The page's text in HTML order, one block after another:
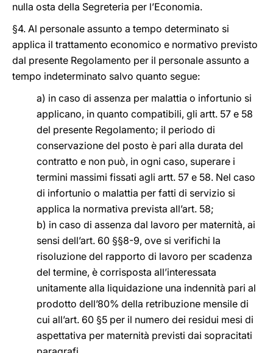
nulla osta della Segreteria per l’Economia.
§4. Al personale assunto a tempo determinato si
applica il trattamento economico e normativo previsto
dal presente Regolamento per il personale assunto a
tempo indeterminato salvo quanto segue:
a) in caso di assenza per malattia o infortunio si
applicano, in quanto compatibili, gli artt. 57 e 58
del presente Regolamento; il periodo di
conservazione del posto è pari alla durata del
contratto e non può, in ogni caso, superare i
termini massimi fissati agli artt. 57 e 58. Nel caso
di infortunio o malattia per fatti di servizio si
applica la normativa prevista all’art. 58;
b) in caso di assenza dal lavoro per maternità, ai
sensi dell’art. 60 §§8-9, ove si verifichi la
risoluzione del rapporto di lavoro per scadenza
del termine, è corrisposta all’interessata
unitamente alla liquidazione una indennità pari al
prodotto dell’80% della retribuzione mensile di
cui all’art. 60 §5 per il numero dei residui mesi di
aspettativa per maternità previsti dai sopracitati